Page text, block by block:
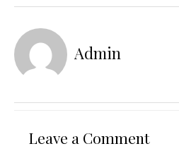
b
Admin
Leave a Comment